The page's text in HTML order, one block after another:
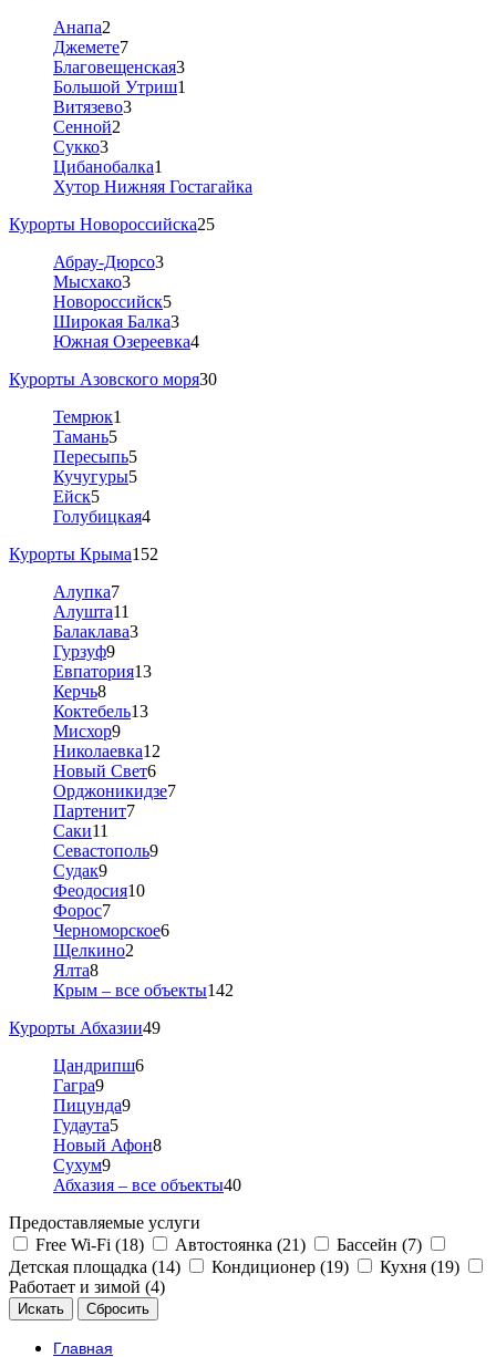
Анапа2
Джемете7
Благовещенская3
Большой Утриш1
Витязево3
Сенной2
Сукко3
Цибанобалка1
Хутор Нижняя Гостагайка
Курорты Новороссийска25
Абрау-Дюрсо3
Мысхако3
Новороссийск5
Широкая Балка3
Южная Озереевка4
Курорты Азовского моря30
Темрюк1
Тамань5
Пересыпь5
Кучугуры5
Ейск5
Голубицкая4
Курорты Крыма152
Алупка7
Алушта11
Балаклава3
Гурзуф9
Евпатория13
Керчь8
Коктебель13
Мисхор9
Николаевка12
Новый Свет6
Орджоникидзе7
Партенит7
Саки11
Севастополь9
Судак9
Феодосия10
Форос7
Черноморское6
Щелкино2
Ялта8
Крым – все объекты142
Курорты Абхазии49
Цандрипш6
Гагра9
Пицунда9
Гудаута5
Новый Афон8
Сухум9
Абхазия – все объекты40
Предоставляемые услуги
Free Wi-Fi (18)
Автостоянка (21)
Бассейн (7)
Детская площадка (14)
Кондиционер (19)
Кухня (19)
Работает и зимой (4)
Главная